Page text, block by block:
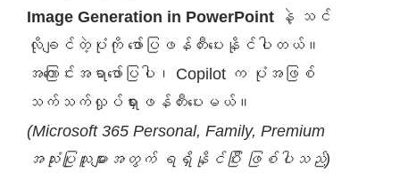
Image Generation in PowerPointနဲ့ သင်
လိုချင်တဲ့ပုံကို ဖော်ပြဖန်တီးပေးနိုင်ပါတယ်။
အကြောင်းအရာဖော်ပြပါ၊ Copilot က ပုံအဖြစ်
သက်သက်လှုပ်ရှားဖန်တီးပေးမယ်။
(Microsoft 365 Personal, Family, Premium
အသုံးပြုသူများအတွက် ရရှိနိုင်ပြီး ဖြစ်ပါသည်)